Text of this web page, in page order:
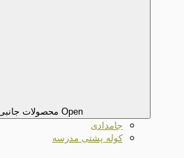
Open محصولات جانبی کودکان
جامدادی
کوله پشتی مدرسه